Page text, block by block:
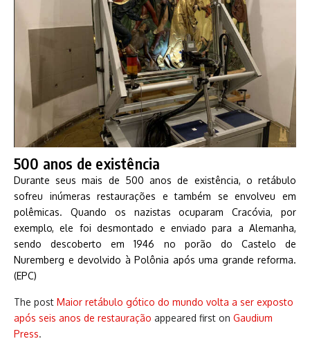
500 anos de existência
Durante seus mais de 500 anos de existência, o retábulo
sofreu inúmeras restaurações e também se envolveu em
polêmicas. Quando os nazistas ocuparam Cracóvia, por
exemplo, ele foi desmontado e enviado para a Alemanha,
sendo descoberto em 1946 no porão do Castelo de
Nuremberg e devolvido à Polônia após uma grande reforma.
(EPC)
The post Maior retábulo gótico do mundo volta a ser exposto
após seis anos de restauração appeared first on Gaudium
Press.